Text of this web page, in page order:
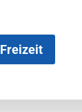
Freizeit